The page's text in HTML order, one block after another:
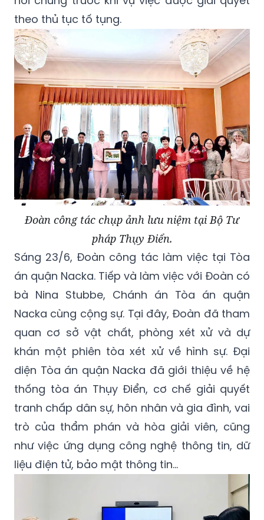
theo thủ tục tố tụng.
Đoàn công tác chụp ảnh lưu niệm tại Bộ Tư
pháp Thụy Điển.
Sáng 23/6, Đoàn công tác làm việc tại Tòa
án quận Nacka. Tiếp và làm việc với Đoàn có
bà Nina Stubbe, Chánh án Tòa án quận
Nacka cùng cộng sự. Tại đây, Đoàn đã tham
quan cơ sở vật chất, phòng xét xử và dự
khán một phiên tòa xét xử về hình sự. Đại
diện Tòa án quận Nacka đã giới thiệu về hệ
thống tòa án Thụy Điển, cơ chế giải quyết
tranh chấp dân sự, hôn nhân và gia đình, vai
trò của thẩm phán và hòa giải viên, cũng
như việc ứng dụng công nghệ thông tin, dữ
liệu điện tử, bảo mật thông tin...